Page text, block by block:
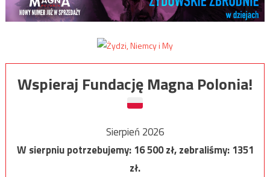
Wspieraj Fundację Magna Polonia!
Sierpień 2026
W sierpniu potrzebujemy:16 500zł, zebraliśmy:1351
zł.